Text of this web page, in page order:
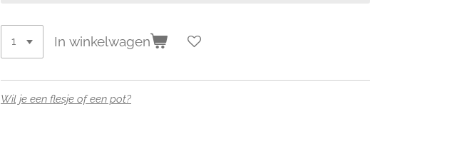
In winkelwagen
Wil je een flesje of een pot?